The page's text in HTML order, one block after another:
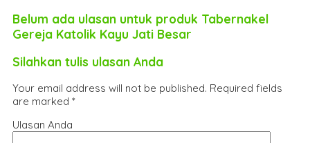
Belum ada ulasan untuk produk Tabernakel
Gereja Katolik Kayu Jati Besar
Silahkan tulis ulasan Anda
Your email address will not be published. Required fields
are marked *
Ulasan Anda